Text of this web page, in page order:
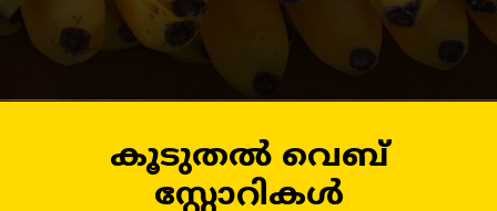
കൂടുതൽ വെബ്
സ്റ്റോറികൾ